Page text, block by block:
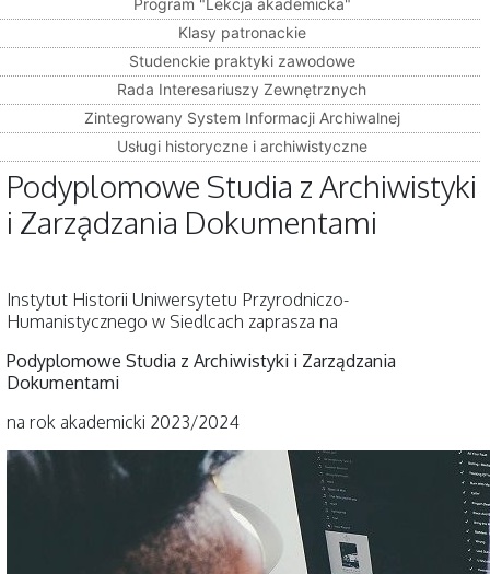
Program "Lekcja akademicka"
Klasy patronackie
Studenckie praktyki zawodowe
Rada Interesariuszy Zewnętrznych
Zintegrowany System Informacji Archiwalnej
Usługi historyczne i archiwistyczne
Podyplomowe Studia z Archiwistyki
i Zarządzania Dokumentami
Instytut Historii Uniwersytetu Przyrodniczo-
Humanistycznego w Siedlcach zaprasza na
Podyplomowe Studia z Archiwistyki i Zarządzania
Dokumentami
na rok akademicki 2023/2024